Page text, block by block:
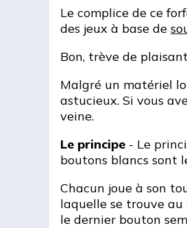
Le complice de ce
des jeux à base de
Bon, trève de
Malgré un matériel
astucieux. Si vous
veine.
Le principe - Le
boutons blancs sont
Chacun joue à son
laquelle se trouve au
le dernier bouton